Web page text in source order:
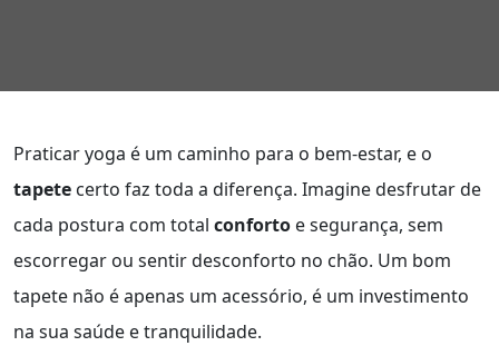
Praticar yoga é um caminho para o bem-estar, e o
tapete certo faz toda a diferença. Imagine desfrutar de
cada postura com total conforto e segurança, sem
escorregar ou sentir desconforto no chão. Um bom
tapete não é apenas um acessório, é um investimento
na sua saúde e tranquilidade.